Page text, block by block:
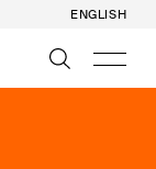
ENGLISH